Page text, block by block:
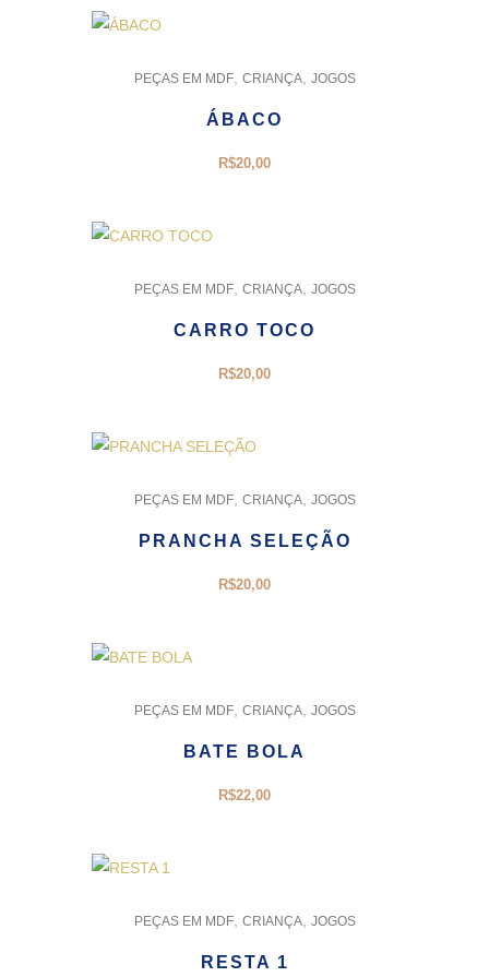
PEÇAS EM MDF, CRIANÇA, JOGOS
ÁBACO
R$20,00
PEÇAS EM MDF, CRIANÇA, JOGOS
CARRO TOCO
R$20,00
PEÇAS EM MDF, CRIANÇA, JOGOS
PRANCHA SELEÇÃO
R$20,00
PEÇAS EM MDF, CRIANÇA, JOGOS
BATE BOLA
R$22,00
PEÇAS EM MDF, CRIANÇA, JOGOS
RESTA 1